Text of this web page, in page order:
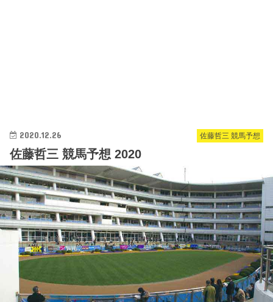
佐藤哲三 競馬予想
2020.12.26
佐藤哲三 競馬予想 2020